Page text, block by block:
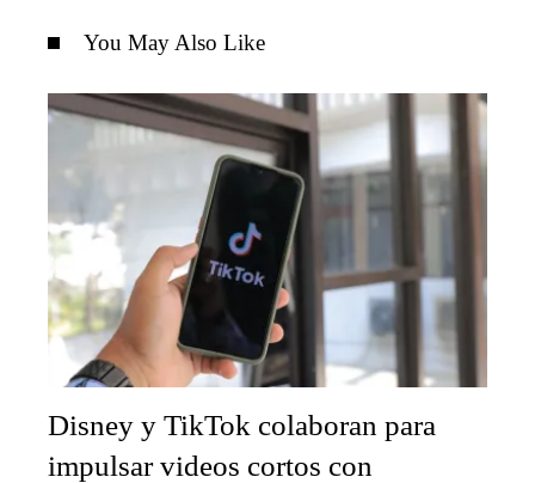
You May Also Like
Disney y TikTok colaboran para
impulsar videos cortos con